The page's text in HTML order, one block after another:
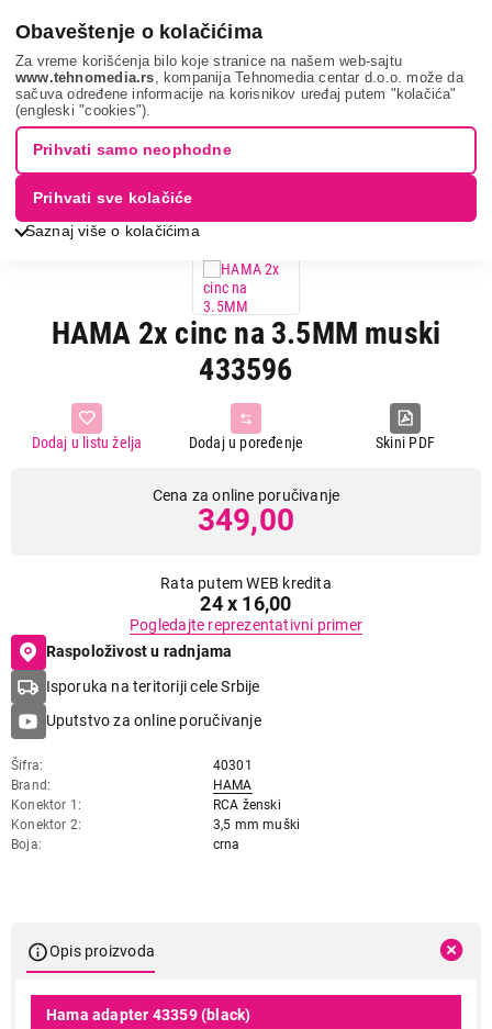
Obaveštenje o kolačićima
Za vreme korišćenja bilo koje stranice na našem web-sajtu
www.tehnomedia.rs , kompanija Tehnomedia centar d.o.o. može da
sačuva određene informacije na korisnikov uređaj putem "kolačića"
(engleski "cookies").
Saznaj više o kolačićima
Prihvati samo neophodne
Prihvati sve kolačiće
It & gaming Kablovi i adapteri Audio kablovi
Hama 2x cinc
na...
HAMA 2x cinc na 3.5MM muski
433596
Skini PDF
Dodaj u poređenje
Dodaj u listu želja
Cena za online poručivanje
349,00
Rata putem WEB kredita
24 x 16,00
Pogledajte reprezentativni primer
Raspoloživost u radnjama
Isporuka na teritoriji cele Srbije
Uputstvo za online poručivanje
Šifra
40301
Brand
HAMA
Konektor 1
RCA ženski
Konektor 2
3,5 mm muški
Boja
crna
Opis proizvoda
Hama adapter 43359 (black)